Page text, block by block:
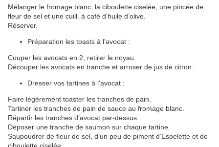
Mélanger le fromage blanc, la ciboulette ciselée, une pincée de
fleur de sel et une cuill. à café d’huile d’olive.
Réserver.
Préparation les toasts à l'avocat :
Couper les avocats en 2, retirer le noyau.
Découper les avocats en tranche et arroser de jus de citron.
Dresser vos tartines à l'avocat :
Faire légèrement toaster les tranches de pain.
Tartiner les tranches de pain de sauce au fromage blanc.
Répartir les tranches d’avocat par-dessus.
Déposer une tranche de saumon sur chaque tartine.
Saupoudrer de fleur de sel, d’un peu de piment d’Espelette et de